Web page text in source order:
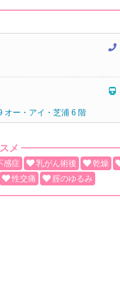
オー・アイ・芝浦 6 階
メ
感症 乳がん術後 乾燥
性交痛 腟のゆるみ